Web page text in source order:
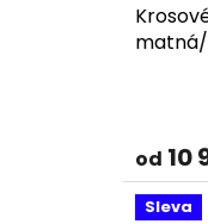
od 10
Sleva